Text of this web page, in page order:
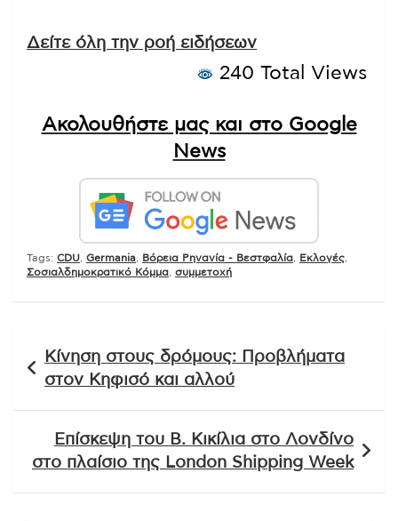
Δείτε όλη την ροή ειδήσεων
240 Total Views
Ακολουθήστε μας και στο Google
News
Tags: CDU Germania Βόρεια Ρηνανία - Βεστφαλία Εκλογές
Σοσιαλδημοκρατικό Κόμμα συμμετοχή
άρθρων
Κίνηση στους δρόμους: Προβλήματα
στον Κηφισό και αλλού
Επίσκεψη του Β. Κικίλια στο Λονδίνο
στο πλαίσιο της London Shipping Week